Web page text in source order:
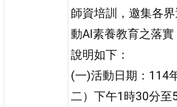
師資培訓，邀集各
動AI素養教育之落
說明如下：
(一)活動日期：114
二）下午1時30分至5